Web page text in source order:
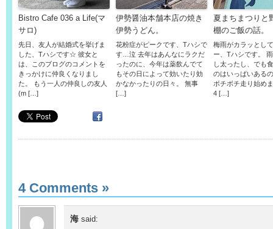
Bistro Cafe 036 a Life(マ
サロ)
先日、友人が結婚式を挙げま
した、Tハシです☆ 彼女と
は、このブログのコメントを
きっかけに仲良くなりまし
た。 もう一人の仲良しの友人
(m […]
伊勢醤油本舗本店の焼き
伊勢うどん。
花粉症がピークです、Tハシで
す…泣 去年はあんなにラクだ
ったのに、今年は薬飲んでて
もその日によって効いたり効
かなかったりの日々。 無事
[…]
夏まちまつりと
棚のご飯の話。
梅雨がカラッとし
ー、Tハシです。
し太ったし、でも
のはいっぱいある
ボチボチ走り始め
4 […]
4 Comments »
海 said: